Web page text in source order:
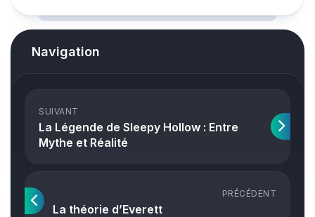
Navigation
SUIVANT
La Légende de Sleepy Hollow : Entre
Mythe et Réalité
PRÉCÉDENT
La théorie d’Everett